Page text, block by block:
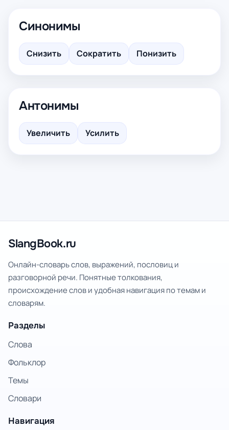
Синонимы
Снизить Сократить Понизить
Антонимы
Увеличить Усилить
SlangBook.ru
Онлайн-словарь слов, выражений, пословиц и
разговорной речи. Понятные толкования,
происхождение слов и удобная навигация по темам и
словарям.
Разделы
Слова
Фольклор
Темы
Словари
Навигация